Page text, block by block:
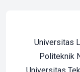
Universitas
Politeknik